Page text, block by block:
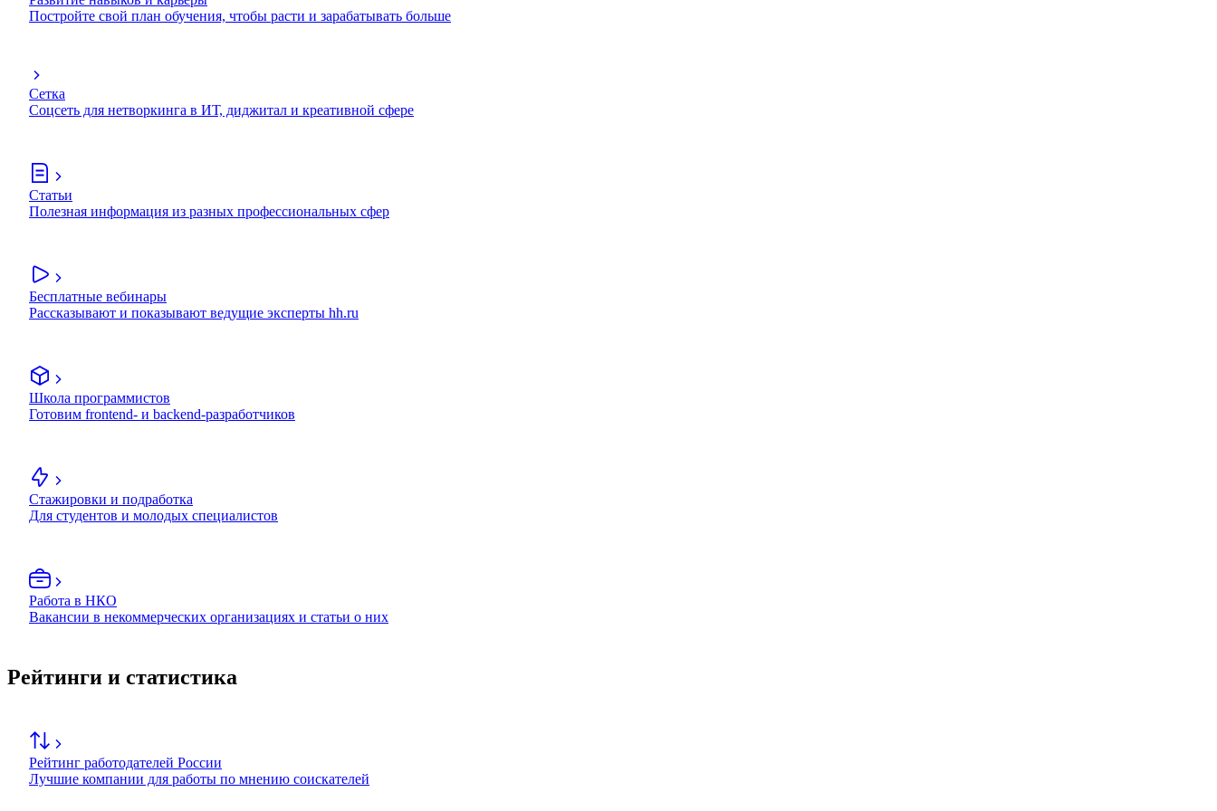
Постройте свой план обучения, чтобы расти и зарабатывать больше
Сетка
Соцсеть для нетворкинга в ИТ, диджитал и креативной сфере
Статьи
Полезная информация из разных профессиональных сфер
Бесплатные вебинары
Рассказывают и показывают ведущие эксперты hh.ru
Школа программистов
Готовим frontend- и backend-разработчиков
Стажировки и подработка
Для студентов и молодых специалистов
Работа в НКО
Вакансии в некоммерческих организациях и статьи о них
Рейтинги и статистика
Рейтинг работодателей России
Лучшие компании для работы по мнению соискателей